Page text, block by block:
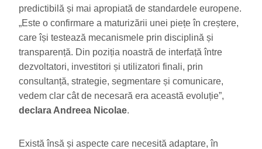
predictibilă și mai apropiată de standardele europene.
„Este o confirmare a maturizării unei piețe în creștere,
care își testează mecanismele prin disciplină și
transparență. Din poziția noastră de interfață între
dezvoltatori, investitori și utilizatori finali, prin
consultanță, strategie, segmentare și comunicare,
vedem clar cât de necesară era această evoluție”,
declara Andreea Nicolae.
Există însă și aspecte care necesită adaptare, în